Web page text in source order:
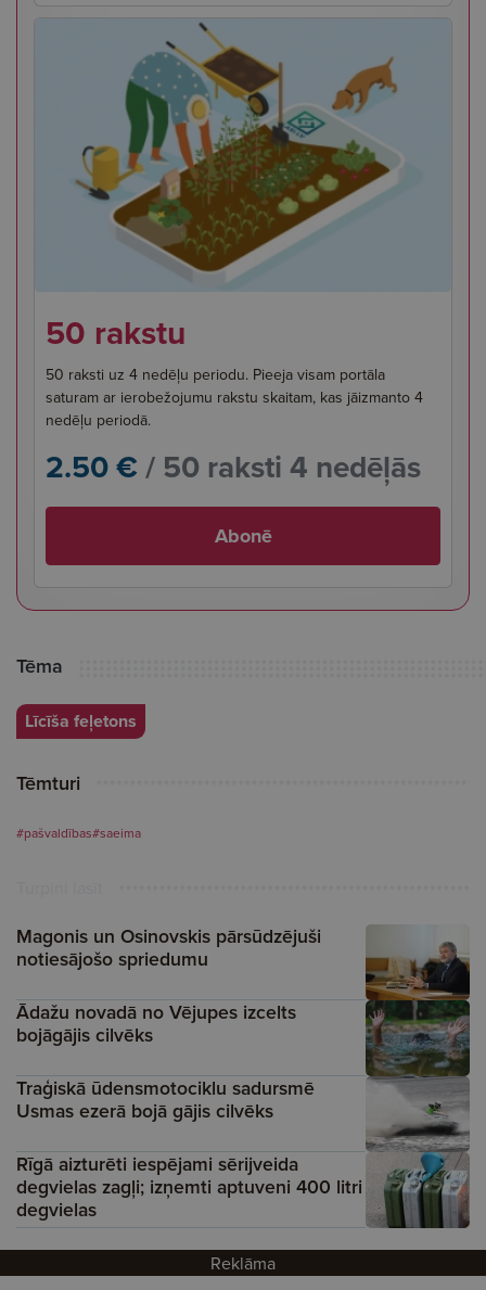
50 rakstu
50 raksti uz 4 nedēļu periodu. Pieeja visam portāla
saturam ar ierobežojumu rakstu skaitam, kas jāizmanto 4
nedēļu periodā.
2.50 € / 50 raksti 4 nedēļās
Abonē
Tēma
Līcīša feļetons
Tēmturi
#pašvaldības#saeima
Magonis un Osinovskis pārsūdzējuši
notiesājošo spriedumu
Ādažu novadā no Vējupes izcelts
bojāgājis cilvēks
Traģiskā ūdensmotociklu sadursmē
Usmas ezerā bojā gājis cilvēks
Rīgā aizturēti iespējami sērijveida
degvielas zagļi; izņemti aptuveni 400 litri
degvielas
Reklāma